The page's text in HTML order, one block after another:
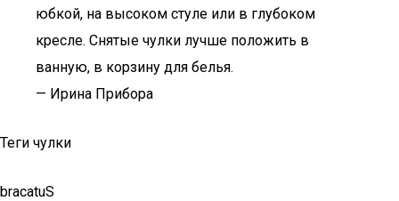
юбкой, на высоком стуле или в глубоком
кресле. Снятые чулки лучше положить в
ванную, в корзину для белья.
— Ирина Прибора
Теги чулки
bracatuS